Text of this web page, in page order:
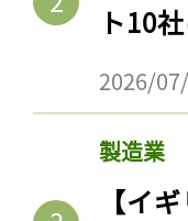
ト10
2026/
製造業
【イ